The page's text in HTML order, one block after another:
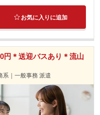
お気に入りに追加
円＊送迎バスあり＊流山
系｜一般事務 派遣